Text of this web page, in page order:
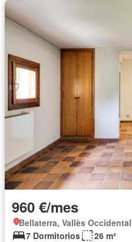
960 €/mes
Bellaterra, Vallès Occidental
7 Dormitorios
26 m²